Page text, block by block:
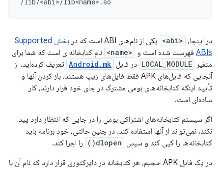
در اینجا، <abi> یکی از نام‌های ABI است که در
بخش Supported
ABIs فهرست شده است و <name>
نام کتابخانه‌ای است که شما برای
متغیر
LOCAL_MODULE در فایل Android.mk تعریف کرده‌اید. از
آنجایی که فایل‌های APK فقط فایل‌های زیپ هستند، باز کردن آنها و
تأیید اینکه کتابخانه‌های بومی مشترک در جای خود قرار دارند، کار
ساده‌ای است.
اگر سیستم کتابخانه‌های اشتراکی بومی را در جایی که انتظار دارد پیدا
نکند، نمی‌تواند از آنها استفاده کند. در چنین حالتی، خود برنامه باید
کتابخانه‌ها را کپی کند و سپس dlopen()
را اجرا کند.
در یک فایل APK حجیم، هر کتابخانه در دایرکتوری قرار دارد که نام آن با